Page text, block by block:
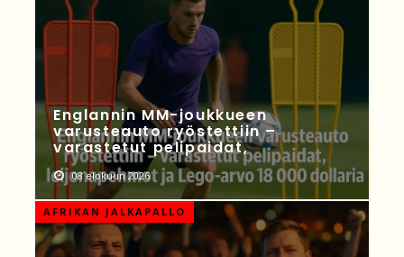
Englannin MM-joukkueen
varusteauto ryöstettiin –
varastetut pelipaidat,
08 elokuun 2026
AFRIKAN JALKAPALLO